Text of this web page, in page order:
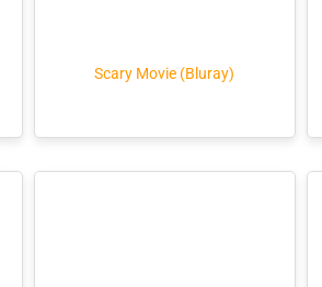
Scary Movie (Bluray)